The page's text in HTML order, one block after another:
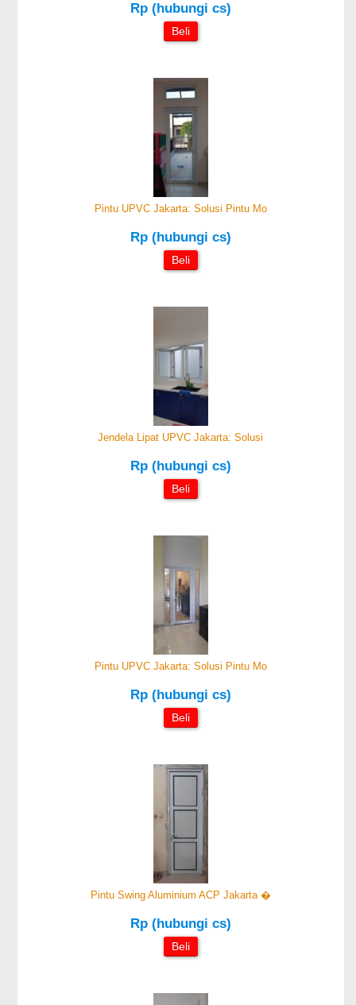
Rp (hubungi cs)
Beli
Pintu UPVC Jakarta: Solusi Pintu Mo
Rp (hubungi cs)
Beli
Jendela Lipat UPVC Jakarta: Solusi
Rp (hubungi cs)
Beli
Pintu UPVC Jakarta: Solusi Pintu Mo
Rp (hubungi cs)
Beli
Pintu Swing Aluminium ACP Jakarta �
Rp (hubungi cs)
Beli